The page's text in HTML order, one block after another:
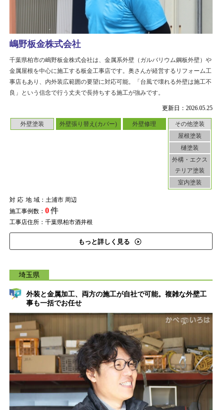
更新日：2026.05.25
外壁塗装 外壁張り替え(カバー) 外壁修理
その他塗装
屋根塗装
樋塗装
外構・エクス
テリア塗装
室内塗装
対応地域：土浦市 周辺
施工事例数： 0件
工事店住所：千葉県柏市酒井根
もっと詳しく見る
嶋野板金株式会社
千葉県柏市の嶋野板金株式会社は、金属系外壁（ガルバリウム鋼板外壁）や
金属屋根を中心に施工する板金工事店です。奥さんが経営するリフォーム工
事店もあり、内外装広範囲の要望に対応可能。「台風で壊れる外壁は施工不
良」という信念で行う丈夫で長持ちする施工が強みです。
埼玉県
外装と金属加工、両方の施工が自社で可能。複雑な外壁工
事も一括でお任せ